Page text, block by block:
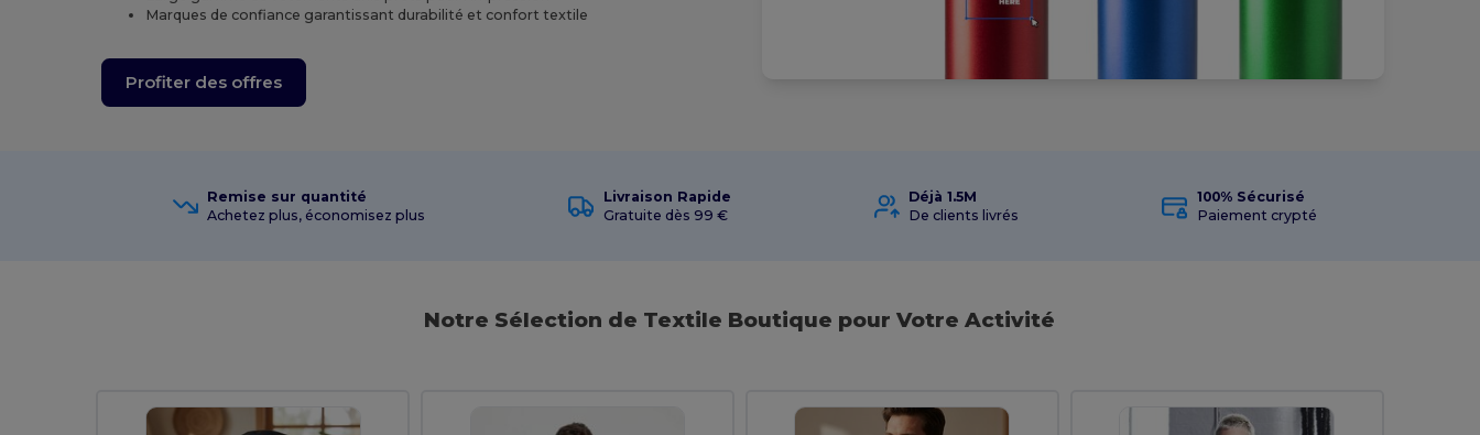
Marques de confiance garantissant durabilité et confort textile
Profiter des offres
Remise sur quantité
Achetez plus, économisez plus
Livraison Rapide
Gratuite dès 99 €
Déjà 1.5M
De clients livrés
100% Sécurisé
Paiement crypté
Notre Sélection de Textile Boutique pour Votre Activité